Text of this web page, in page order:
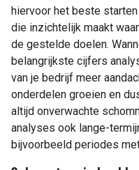
hiervoor het beste
die inzichtelijk maakt
de gestelde doelen.
belangrijkste cijfers
van je bedrijf meer
onderdelen groeien en
altijd onverwachte
analyses ook lange-
bijvoorbeeld periodes